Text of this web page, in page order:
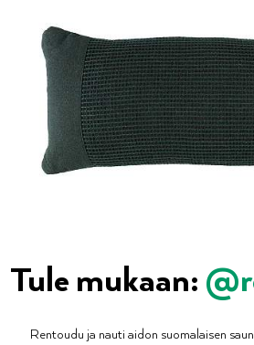
Tule mukaan:
Rentoudu ja nauti aidon suomalaisen